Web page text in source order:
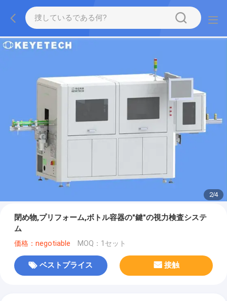
2/4
閉め物,プリフォーム,ボトル容器の"鍵"の視力検査システ
ム
価格：negotiable MOQ：1セット
ベストプライス 接触